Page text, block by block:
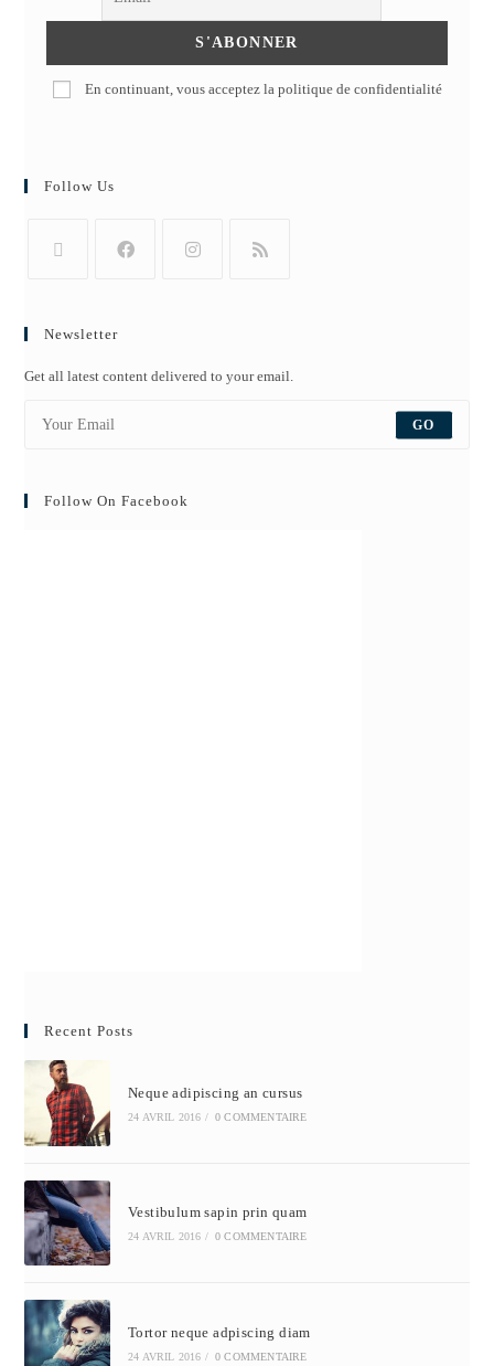
En continuant, vous acceptez la politique de confidentialité
Follow Us
Newsletter
Get all latest content delivered to your email.
GO
Follow On Facebook
Recent Posts
Neque adipiscing an cursus
24 AVRIL 2016 / 0 COMMENTAIRE
Vestibulum sapin prin quam
24 AVRIL 2016 / 0 COMMENTAIRE
Tortor neque adpiscing diam
24 AVRIL 2016 / 0 COMMENTAIRE